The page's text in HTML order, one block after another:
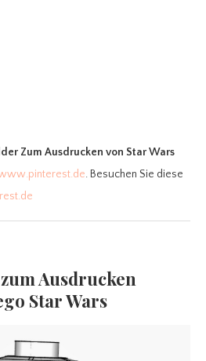
Zum Ausdrucken von Star Wars
. Besuchen Sie diese
Ausdrucken
Star Wars